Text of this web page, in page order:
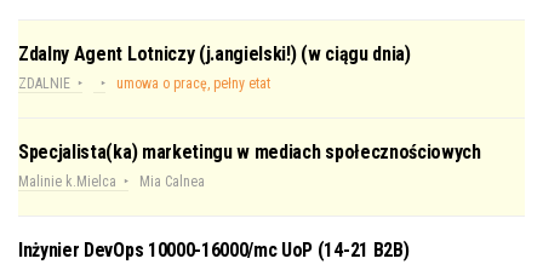
Zdalny Agent Lotniczy (j.angielski!) (w ciągu dnia)
ZDALNIE umowa o pracę, pełny etat
Specjalista(ka) marketingu w mediach społecznościowych
Malinie k.Mielca Mia Calnea
Inżynier DevOps 10000-16000/mc UoP (14-21 B2B)